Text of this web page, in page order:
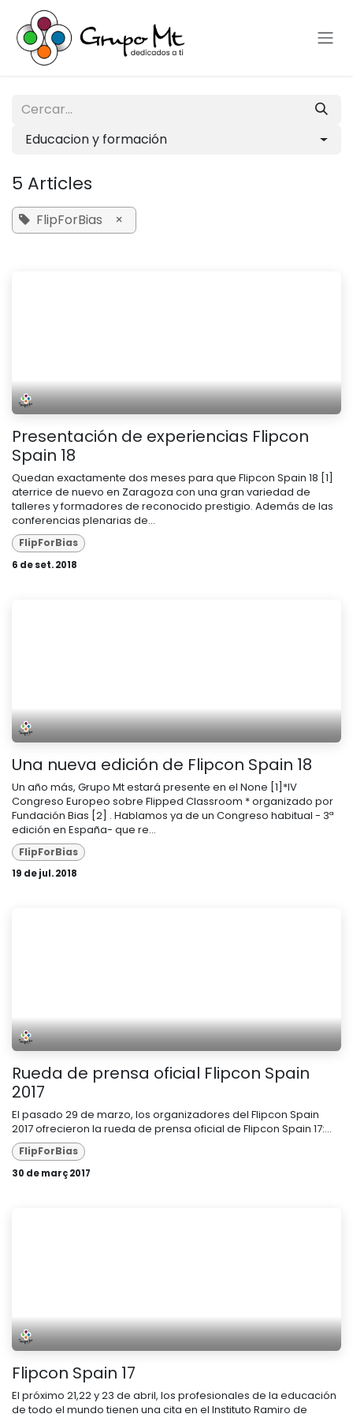
Skip to Content
Educacion y formación
5 Articles
FlipForBias ×
Presentación de experiencias Flipcon
Spain 18
Quedan exactamente dos meses para que Flipcon Spain 18 [1]
aterrice de nuevo en Zaragoza con una gran variedad de
talleres y formadores de reconocido prestigio. Además de las
conferencias plenarias de...
FlipForBias
6 de set. 2018
Una nueva edición de Flipcon Spain 18
Un año más, Grupo Mt estará presente en el None [1]*IV
Congreso Europeo sobre Flipped Classroom * organizado por
Fundación Bias [2] . Hablamos ya de un Congreso habitual - 3ª
edición en España- que re...
FlipForBias
19 de jul. 2018
Rueda de prensa oficial Flipcon Spain
2017
El pasado 29 de marzo, los organizadores del Flipcon Spain
2017 ofrecieron la rueda de prensa oficial de Flipcon Spain 17:...
FlipForBias
30 de març 2017
Flipcon Spain 17
El próximo 21,22 y 23 de abril, los profesionales de la educación
de todo el mundo tienen una cita en el Instituto Ramiro de